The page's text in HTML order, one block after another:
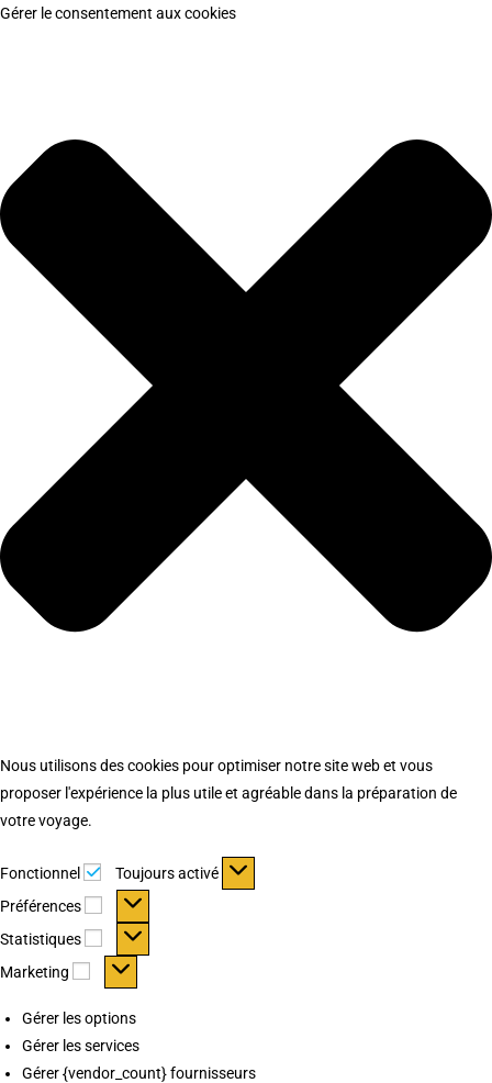
Gérer le consentement aux cookies
Nous utilisons des cookies pour optimiser notre site web et vous
proposer l'expérience la plus utile et agréable dans la préparation de
votre voyage.
Fonctionnel Fonctionnel
Toujours activé
Préférences
Préférences
Statistiques Statistiques
Marketing Marketing
Gérer les options
Gérer les services
Gérer {vendor_count} fournisseurs